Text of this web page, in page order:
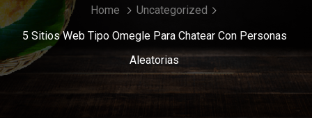
Home
Uncategorized
5 Sitios Web Tipo Omegle Para Chatear Con Personas
Aleatorias